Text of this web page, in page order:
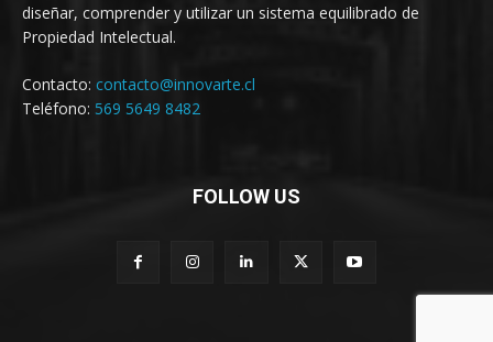
diseñar, comprender y utilizar un sistema equilibrado de
Propiedad Intelectual.
Contacto: contacto@innovarte.cl
Teléfono: 569 5649 8482
FOLLOW US